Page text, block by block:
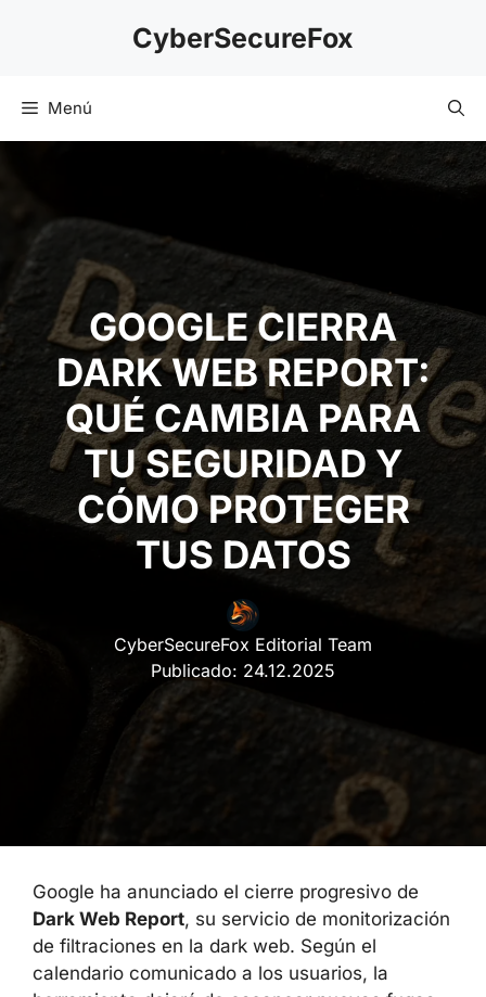
CyberSecureFox
Menú
GOOGLE CIERRA DARK
WEB REPORT: QUÉ
CAMBIA PARA TU
SEGURIDAD Y CÓMO
PROTEGER TUS DATOS
CyberSecureFox Editorial Team
Publicado:24.12.2025
Google ha anunciado el cierre progresivo de
monitorización de filtraciones en la dark web.
Según el calendario comunicado a los
usuarios, la herramienta dejará de escanear
nuevas fugas de información el15 de enero